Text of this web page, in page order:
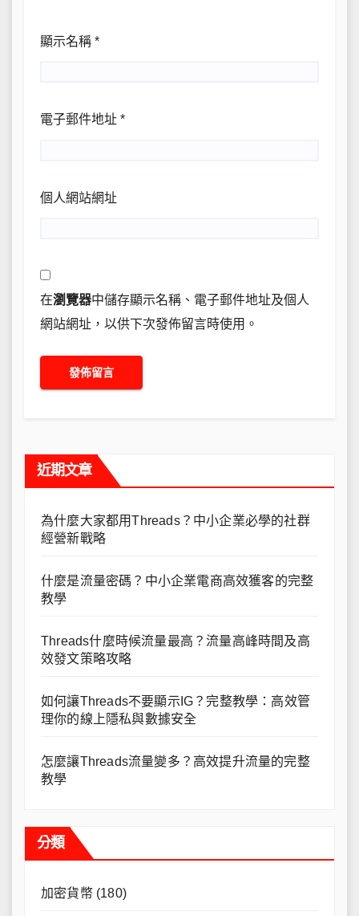
顯示名稱 *
電子郵件地址 *
個人網站網址
在瀏覽器中儲存顯示名稱、電子郵件地址及個人
網站網址，以供下次發佈留言時使用。
近期文章
為什麼大家都用Threads？中小企業必學的社群
經營新戰略
什麼是流量密碼？中小企業電商高效獲客的完整
教學
Threads什麼時候流量最高？流量高峰時間及高
效發文策略攻略
如何讓Threads不要顯示IG？完整教學：高效管
理你的線上隱私與數據安全
怎麼讓Threads流量變多？高效提升流量的完整
教學
分類
加密貨幣(180)